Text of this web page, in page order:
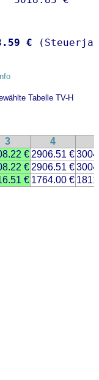
€
Tabelle TV-H
3 4
€ 2906.51 €
€ 2906.51 €
€ 1764.00 €